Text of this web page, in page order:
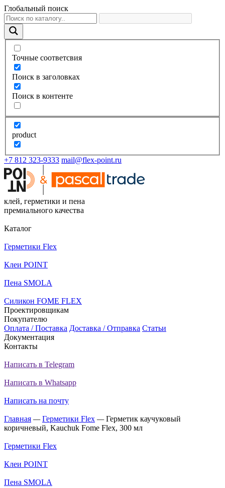
Глобальный поиск
Точные соответсвия
Поиск в заголовках
Поиск в контенте
product
+7 812 323-9333 mail@flex-point.ru
клей, герметики и пена
премиального качества
Каталог
Герметики Flex
Клеи POINT
Пена SMOLA
Силикон FOME FLEX
Проектировщикам
Покупателю
Оплата / Поставка Доставка / Отправка Статьи
Документация
Контакты
Написать в Telegram
Написать в Whatsapp
Написать на почту
Главная — Герметики Flex — Герметик каучуковый
коричневый, Kauchuk Fome Flex, 300 мл
Герметики Flex
Клеи POINT
Пена SMOLA